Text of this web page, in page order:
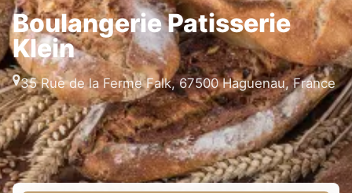
Boulangerie Patisserie
Klein
35 Rue de la Ferme Falk, 67500 Haguenau, France